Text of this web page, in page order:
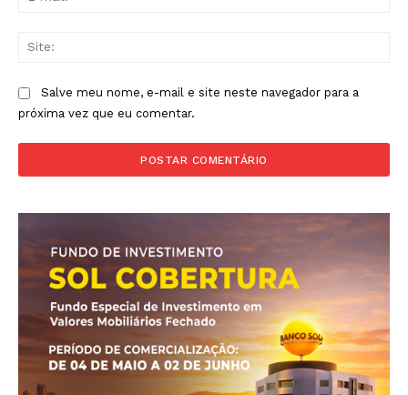
Salve meu nome, e-mail e site neste navegador para a
próxima vez que eu comentar.